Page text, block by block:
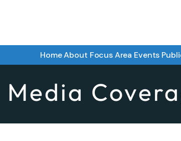
HomeAbout Focus Area Events
Media